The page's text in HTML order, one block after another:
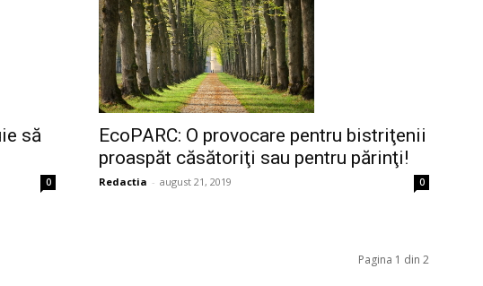
să
0
EcoPARC: O provocare pentru bistriţenii
proaspăt căsătoriţi sau pentru părinţi!
Redactia - august 21, 2019 0
Pagina 1 din 2